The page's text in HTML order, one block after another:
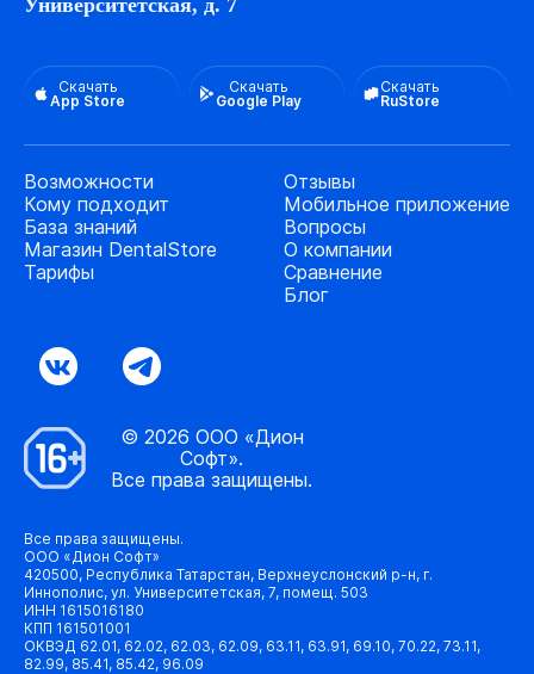
Скачать
App Store
Скачать
Google Play
Скачать
RuStore
Возможности
Кому подходит
База знаний
Магазин DentalStore
Тарифы
Отзывы
Мобильное приложение
Вопросы
О компании
Сравнение
Блог
© 2026 ООО «Дион
Софт».
Все права защищены.
Все права защищены.
ООО «Дион Софт»
420500, Республика Татарстан, Верхнеуслонский р-н, г.
Иннополис, ул. Университетская, 7, помещ. 503
ИНН 1615016180
КПП 161501001
ОКВЭД 62.01, 62.02, 62.03, 62.09, 63.11, 63.91, 69.10, 70.22, 73.11,
82.99, 85.41, 85.42, 96.09